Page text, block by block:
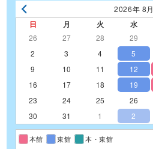
2026年 8月
日 月 火 水
26 27 28 29
2
3 4 5
9 10 11 12
16
17 18 19
23
24 25 26
30
31 1 2
本館 東館 本・東館